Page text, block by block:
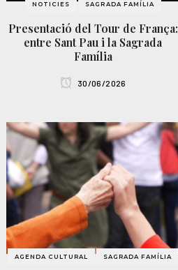
NOTICIES SAGRADA FAMÍLIA
Presentació del Tour de França:
entre Sant Pau i la Sagrada
Família
30/06/2026
AGENDA CULTURAL SAGRADA FAMÍLIA